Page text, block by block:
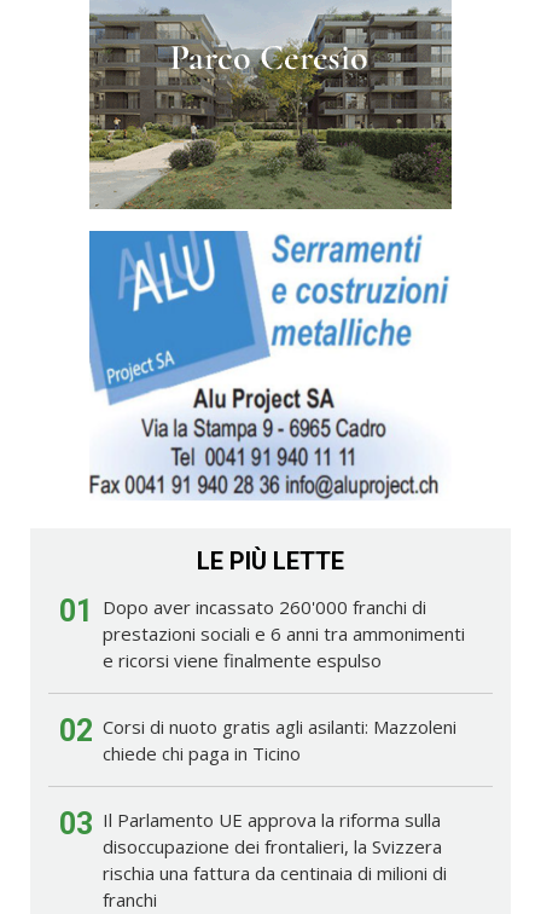
LE PIÙ LETTE
01
Dopo aver incassato 260'000 franchi di
prestazioni sociali e 6 anni tra ammonimenti
e ricorsi viene finalmente espulso
02 Corsi di nuoto gratis agli asilanti: Mazzoleni
chiede chi paga in Ticino
03 Il Parlamento UE approva la riforma sulla
disoccupazione dei frontalieri, la Svizzera
rischia una fattura da centinaia di milioni di
franchi